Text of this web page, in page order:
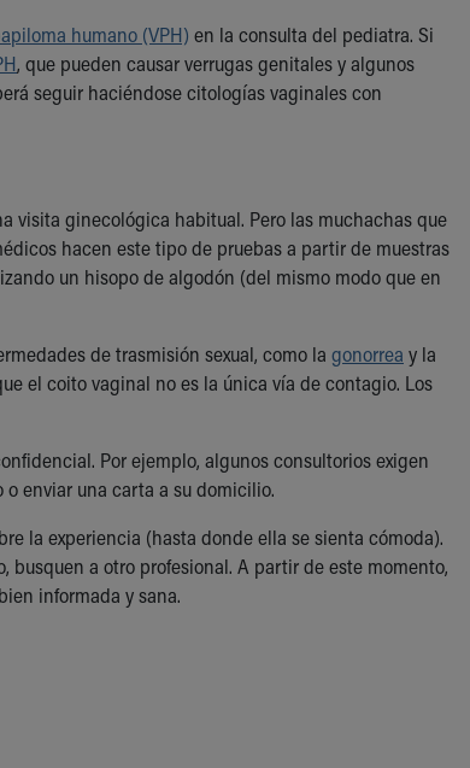
humano (VPH) en la consulta del pediatra. Si
, que pueden causar verrugas genitales y algunos
seguir haciéndose citologías vaginales con
visita ginecológica habitual. Pero las muchachas que
hacen este tipo de pruebas a partir de muestras
un hisopo de algodón (del mismo modo que en
de trasmisión sexual, como la gonorrea y la
el coito vaginal no es la única vía de contagio. Los
Por ejemplo, algunos consultorios exigen
enviar una carta a su domicilio.
la experiencia (hasta donde ella se sienta cómoda).
a otro profesional. A partir de este momento,
informada y sana.